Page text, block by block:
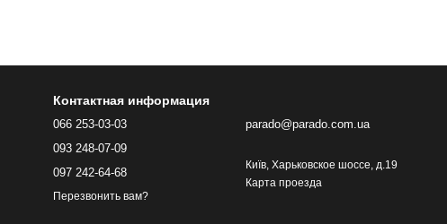
Контактная информация
066 253-03-03
093 248-07-09
097 242-64-68
Перезвонить вам?
parado@parado.com.ua
Київ, Харьковское шоссе, д.19
Карта проезда